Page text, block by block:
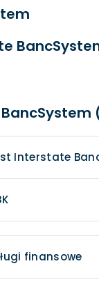
Interstate
finansowe